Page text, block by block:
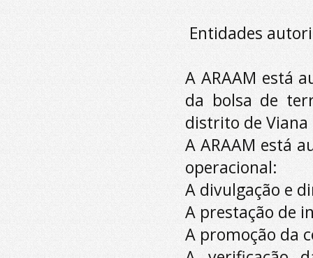
Entidades
A ARAAM está
da bolsa de
distrito de Viana
A ARAAM está
operacional:
A divulgação e
A prestação de
A promoção da